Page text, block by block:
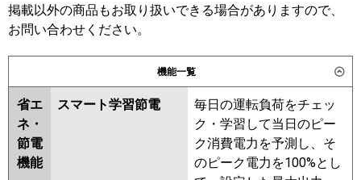
GUSA080131MUB GUSA080131XU
GUSA08013P1XU
GUSA08013P1MUB
三菱電機 PLZ-HRMP80HBF6 PLZ-
HRMP80HF6 PLZ-HRMP80H6
PLZ-HRMP80HFG6 PLZ-
ERMP80HLE6 PLZ-ERMP80HE6
PLZ-ERMP80H6
SDRC80B SDRC80BN
SZRC80BFT
GUHA08011MUB
GUEA08011XU GUEA08011MUB
GUSA08013XU GUSA08013MUB
GUSA08013PXU
GUSA08013PMUB
掲載以外の商品もお取り扱いできる場合がありますので、
お問い合わせください。
機能一覧
省エ
ネ・
節電
機能
スマート学習節電
毎日の運転負荷をチェッ
ク・学習して当日のピー
ク消費電力を予測し、そ
のピーク電力を100%とし